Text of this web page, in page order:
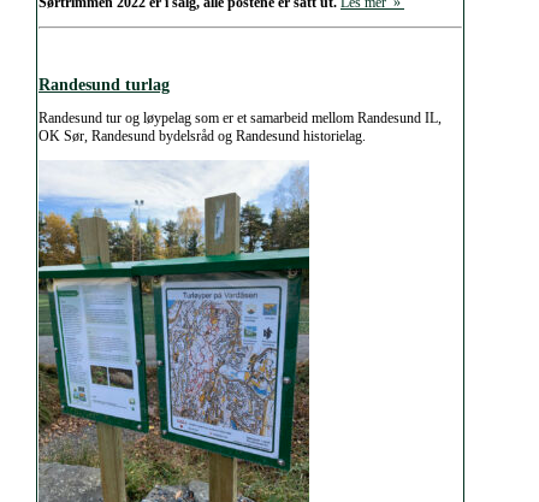
Randesund turlag
Randesund tur og løypelag som er et samarbeid mellom Randesund IL,
OK Sør, Randesund bydelsråd og Randesund historielag.